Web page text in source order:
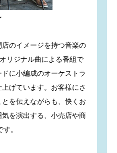
のイメージを持つ音楽の
リジナル曲による番組で
に小編成のオーケストラ
げています。お客様にさ
を伝えながらも、快くお
を演出する、小売店や商
。